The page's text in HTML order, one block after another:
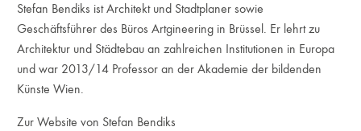
Stefan Bendiks ist Architekt und Stadtplaner sowie
Geschäftsführer des Büros Artgineering in Brüssel. Er lehrt zu
Architektur und Städtebau an zahlreichen Institutionen in Europa
und war 2013/14 Professor an der Akademie der bildenden
Künste Wien.
Zur Website von Stefan Bendiks